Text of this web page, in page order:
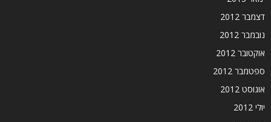
דצמבר 2012
נובמבר 2012
אוקטובר 2012
ספטמבר 2012
אוגוסט 2012
יולי 2012